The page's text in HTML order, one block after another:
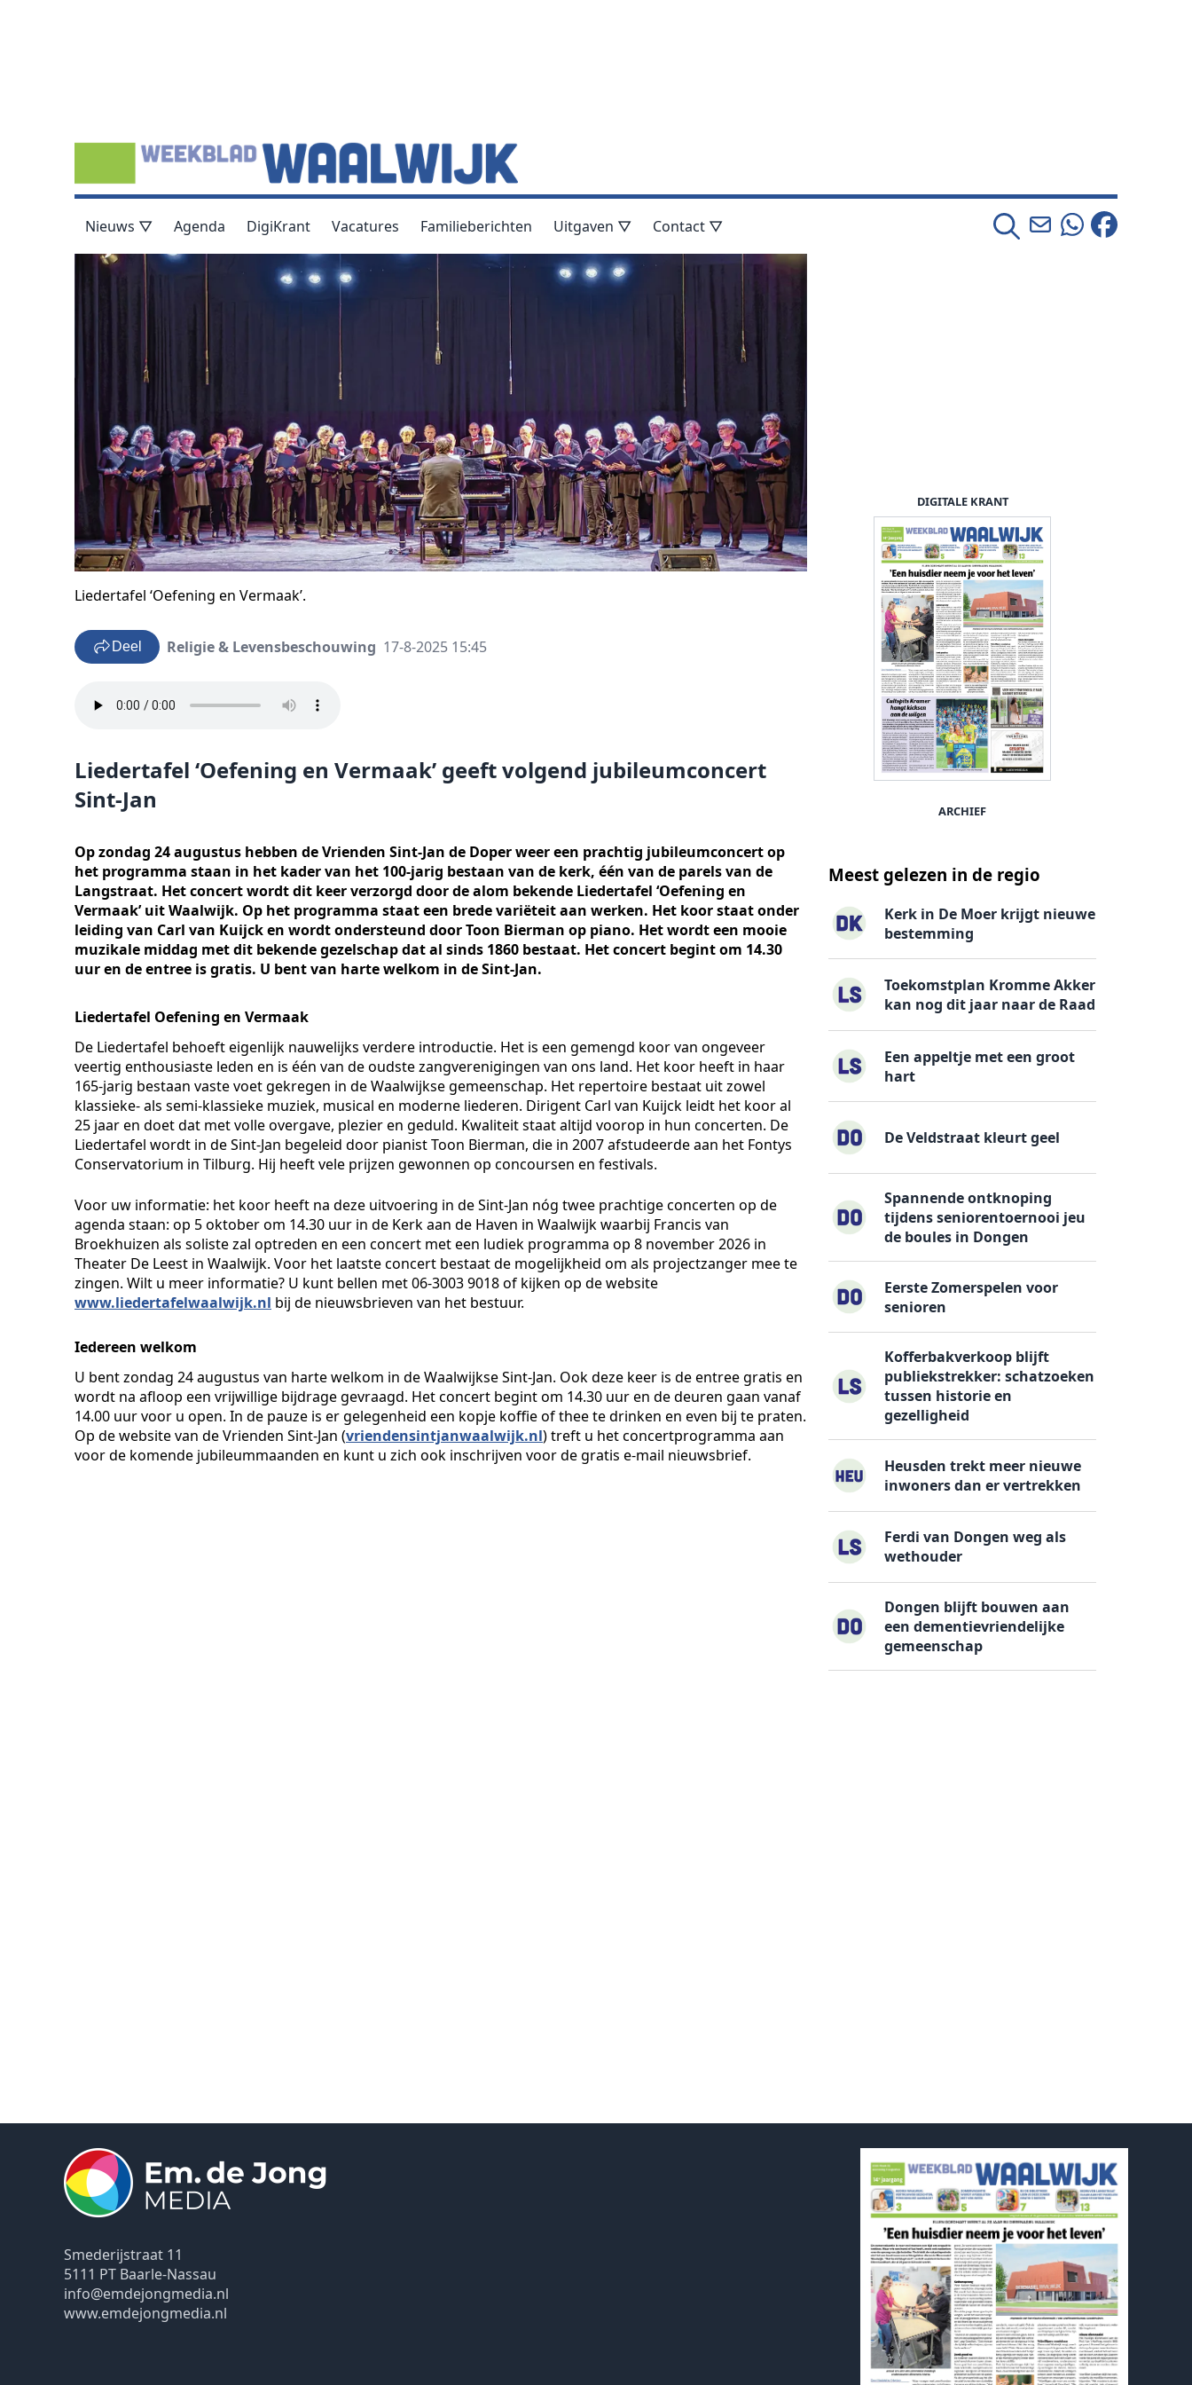
Nieuws ▽ Agenda DigiKrant Vacatures Familieberichten Uitgaven ▽ Contact ▽
Liedertafel ‘Oefening en Vermaak’.
Deel Religie & Levensbeschouwing 17-8-2025 15:45
Liedertafel ‘Oefening en Vermaak’ geeft volgend jubileumconcert
Sint-Jan
Op zondag 24 augustus hebben de Vrienden Sint-Jan de Doper weer een prachtig jubileumconcert op
het programma staan in het kader van het 100-jarig bestaan van de kerk, één van de parels van de
Langstraat. Het concert wordt dit keer verzorgd door de alom bekende Liedertafel ‘Oefening en
Vermaak’ uit Waalwijk. Op het programma staat een brede variëteit aan werken. Het koor staat onder
leiding van Carl van Kuijck en wordt ondersteund door Toon Bierman op piano. Het wordt een mooie
muzikale middag met dit bekende gezelschap dat al sinds 1860 bestaat. Het concert begint om 14.30
uur en de entree is gratis. U bent van harte welkom in de Sint-Jan.
Liedertafel Oefening en Vermaak
De Liedertafel behoeft eigenlijk nauwelijks verdere introductie. Het is een gemengd koor van ongeveer
veertig enthousiaste leden en is één van de oudste zangverenigingen van ons land. Het koor heeft in haar
165-jarig bestaan vaste voet gekregen in de Waalwijkse gemeenschap. Het repertoire bestaat uit zowel
klassieke- als semi-klassieke muziek, musical en moderne liederen. Dirigent Carl van Kuijck leidt het koor al
25 jaar en doet dat met volle overgave, plezier en geduld. Kwaliteit staat altijd voorop in hun concerten. De
Liedertafel wordt in de Sint-Jan begeleid door pianist Toon Bierman, die in 2007 afstudeerde aan het Fontys
Conservatorium in Tilburg. Hij heeft vele prijzen gewonnen op concoursen en festivals.
Voor uw informatie: het koor heeft na deze uitvoering in de Sint-Jan nóg twee prachtige concerten op de
agenda staan: op 5 oktober om 14.30 uur in de Kerk aan de Haven in Waalwijk waarbij Francis van
Broekhuizen als soliste zal optreden en een concert met een ludiek programma op 8 november 2026 in
Theater De Leest in Waalwijk. Voor het laatste concert bestaat de mogelijkheid om als projectzanger mee te
zingen. Wilt u meer informatie? U kunt bellen met 06-3003 9018 of kijken op de website
www.liedertafelwaalwijk.nl bij de nieuwsbrieven van het bestuur.
Iedereen welkom
U bent zondag 24 augustus van harte welkom in de Waalwijkse Sint-Jan. Ook deze keer is de entree gratis en
wordt na afloop een vrijwillige bijdrage gevraagd. Het concert begint om 14.30 uur en de deuren gaan vanaf
14.00 uur voor u open. In de pauze is er gelegenheid een kopje koffie of thee te drinken en even bij te praten.
Op de website van de Vrienden Sint-Jan (vriendensintjanwaalwijk.nl) treft u het concertprogramma aan
voor de komende jubileummaanden en kunt u zich ook inschrijven voor de gratis e-mail nieuwsbrief.
DIGITALE KRANT
ARCHIEF
Meest gelezen in de regio
Kerk in De Moer krijgt nieuwe
bestemming
Toekomstplan Kromme Akker
kan nog dit jaar naar de Raad
Een appeltje met een groot
hart
De Veldstraat kleurt geel
Spannende ontknoping
tijdens seniorentoernooi jeu
de boules in Dongen
Eerste Zomerspelen voor
senioren
Kofferbakverkoop blijft
publiekstrekker: schatzoeken
tussen historie en
gezelligheid
Heusden trekt meer nieuwe
inwoners dan er vertrekken
Ferdi van Dongen weg als
wethouder
Dongen blijft bouwen aan
een dementievriendelijke
gemeenschap
Smederijstraat 11
5111 PT Baarle-Nassau
info@emdejongmedia.nl
www.emdejongmedia.nl